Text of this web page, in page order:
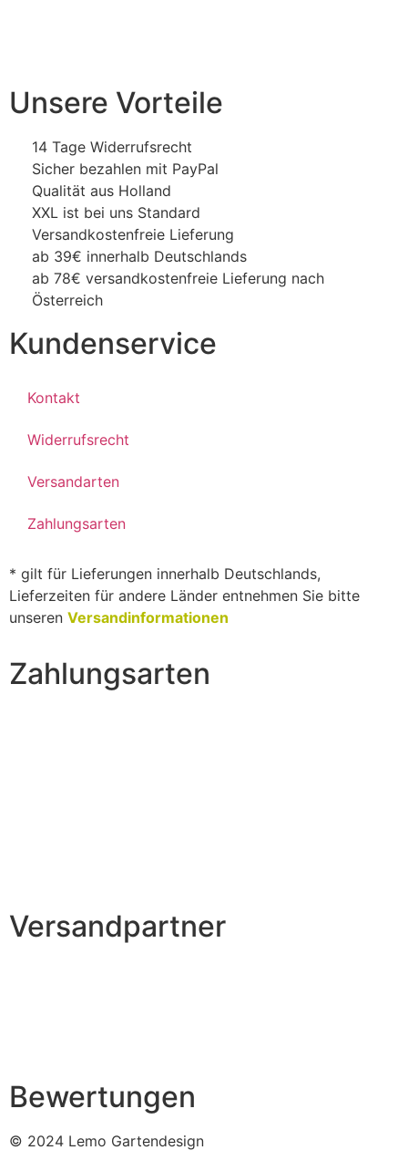
Unsere Vorteile
14 Tage Widerrufsrecht
Sicher bezahlen mit PayPal
Qualität aus Holland
XXL ist bei uns Standard
Versandkostenfreie Lieferung
ab 39€ innerhalb Deutschlands
ab 78€ versandkostenfreie Lieferung nach
Österreich
Kundenservice
Kontakt
Widerrufsrecht
Versandarten
Zahlungsarten
* gilt für Lieferungen innerhalb Deutschlands,
Lieferzeiten für andere Länder entnehmen Sie bitte
unseren Versandinformationen
Zahlungsarten
Versandpartner
Bewertungen
© 2024 Lemo Gartendesign